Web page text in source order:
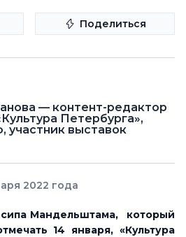
Поделиться
— контент-редактор
Петербурга»,
участник выставок
2022 года
Мандельштама, который
14 января, «Культура